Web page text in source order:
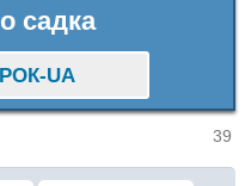
садка
UA
39